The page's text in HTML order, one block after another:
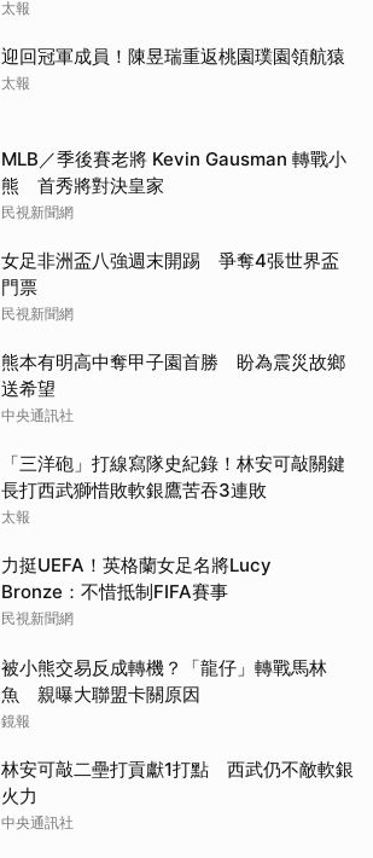
太報
迎回冠軍成員！陳昱瑞重返桃園璞園領航猿
太報
MLB／季後賽老將 Kevin Gausman 轉戰小
熊 首秀將對決皇家
民視新聞網
女足非洲盃八強週末開踢 爭奪4張世界盃
門票
民視新聞網
熊本有明高中奪甲子園首勝 盼為震災故鄉
送希望
中央通訊社
「三洋砲」打線寫隊史紀錄！林安可敲關鍵
長打西武獅惜敗軟銀鷹苦吞3連敗
太報
力挺UEFA！英格蘭女足名將Lucy
Bronze：不惜抵制FIFA賽事
民視新聞網
被小熊交易反成轉機？「龍仔」轉戰馬林
魚 親曝大聯盟卡關原因
鏡報
林安可敲二壘打貢獻1打點 西武仍不敵軟銀
火力
中央通訊社